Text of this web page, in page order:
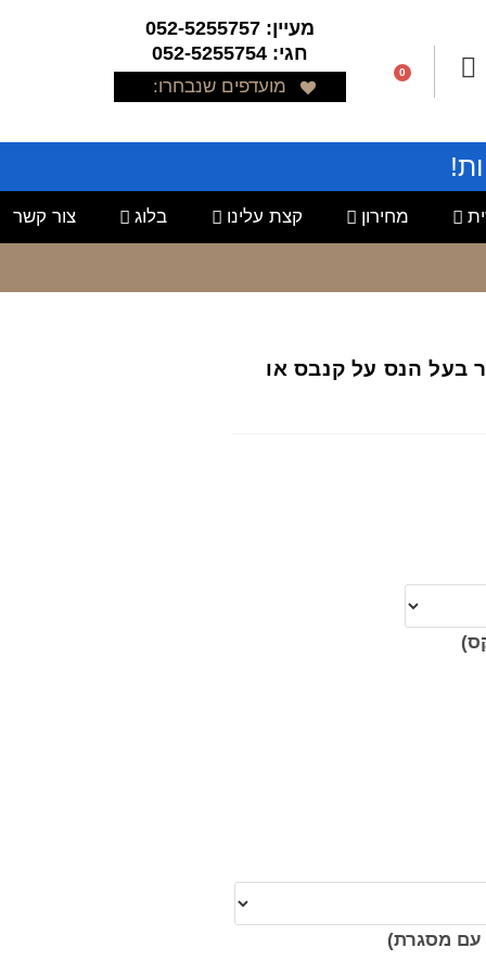
0
מעיין: 052-5255757
חגי: 052-5255754
מועדפים שנבחרו:
מחירון קצת עלינו בלוג צור קשר
בעל הנס על קנבס או
מסגרת)